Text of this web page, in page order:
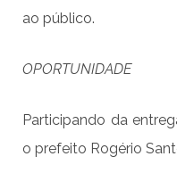
ao público.
OPORTUNIDADE
Participando da
o prefeito Rogério